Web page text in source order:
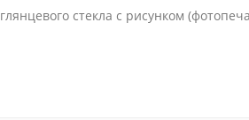
стекла с рисунком